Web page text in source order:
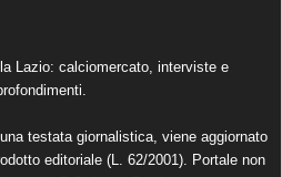
Lazio: calciomercato, interviste e
testata giornalistica, viene aggiornato
editoriale (L. 62/2001). Portale non